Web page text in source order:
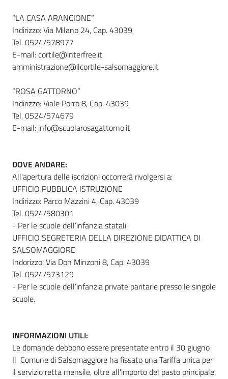
“LA CASA ARANCIONE”
Indirizzo: Via Milano 24, Cap. 43039
Tel. 0524/578977
E-mail: cortile@interfree.it
amministrazione@ilcortile-salsomaggiore.it
“ROSA GATTORNO”
Indirizzo: Viale Porro 8, Cap. 43039
Tel. 0524/574679
E-mail: info@scuolarosagattorno.it
DOVE ANDARE:
All'apertura delle iscrizioni occorrerà rivolgersi a:
UFFICIO PUBBLICA ISTRUZIONE
Indirizzo: Parco Mazzini 4, Cap. 43039
Tel. 0524/580301
- Per le scuole dell’infanzia statali:
UFFICIO SEGRETERIA DELLA DIREZIONE DIDATTICA DI
SALSOMAGGIORE
Indorizzo: Via Don Minzoni 8, Cap. 43039
Tel. 0524/573129
- Per le scuole dell’infanzia private paritarie presso le singole
scuole.
INFORMAZIONI UTILI:
Le domande debbono essere presentate entro il 30 giugno
Il Comune di Salsomaggiore ha fissato una Tariffa unica per
il servizio retta mensile, oltre all'importo del pasto principale.